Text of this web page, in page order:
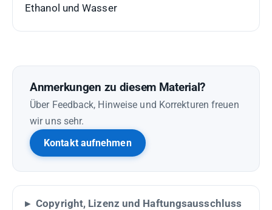
Ethanol und Wasser
Anmerkungen zu diesem Material?
Über Feedback, Hinweise und Korrekturen freuen
wir uns sehr.
Kontakt aufnehmen
Copyright, Lizenz und Haftungsausschluss